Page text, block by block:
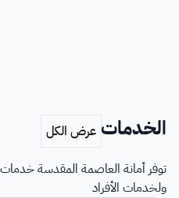
الخدمات
توفر أمانة العاصمة المقدسة
ولخدمات الأفراد